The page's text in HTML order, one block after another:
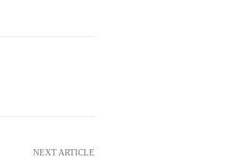
NEXT ARTICLE